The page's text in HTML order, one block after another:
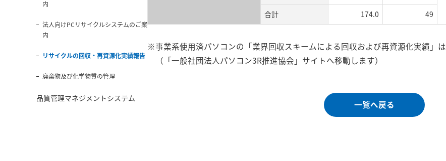
合計
174.0 49
※事業系使用済パソコンの「業界回収スキームによる回収および再資源化実績」は
（「一般社団法人パソコン3R推進協会」サイトへ移動します）
一覧へ戻る
内
法人向けPCリサイクルシステムのご案
内
リサイクルの回収・再資源化実績報告
廃棄物及び化学物質の管理
品質管理マネジメントシステム